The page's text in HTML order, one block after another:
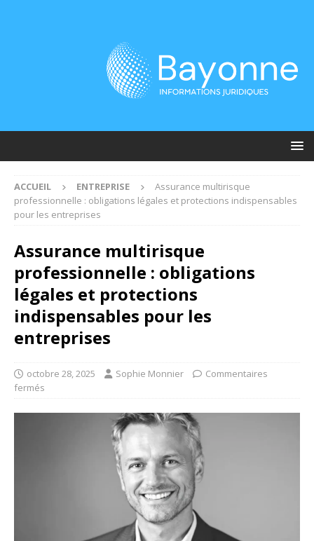
ACCUEIL ENTREPRISE
Assurance multirisque
professionnelle : obligations légales et protections indispensables
pour les entreprises
Assurance multirisque
professionnelle : obligations
légales et protections
indispensables pour les
entreprises
octobre 28, 2025 Sophie Monnier
Commentaires
fermés